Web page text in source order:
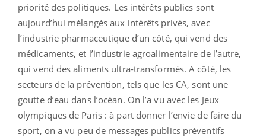
priorité des politiques. Les intérêts publics sont
aujourd’hui mélangés aux intérêts privés, avec
l’industrie pharmaceutique d’un côté, qui vend des
médicaments, et l’industrie agroalimentaire de l’autre,
qui vend des aliments ultra-transformés. A côté, les
secteurs de la prévention, tels que les CA, sont une
goutte d’eau dans l’océan. On l’a vu avec les Jeux
olympiques de Paris : à part donner l’envie de faire du
sport, on a vu peu de messages publics préventifs